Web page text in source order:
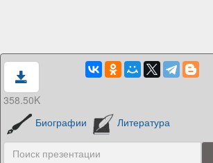
358.50K
Биографии
Литература